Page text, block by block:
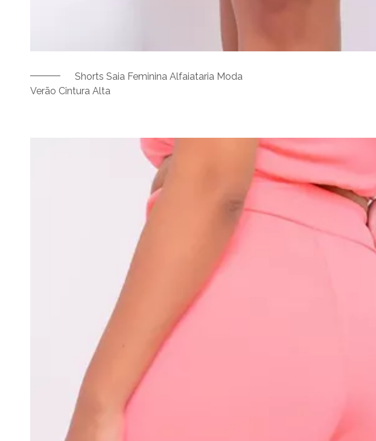
Shorts Saia Feminina Alfaiataria Moda
Verão Cintura Alta